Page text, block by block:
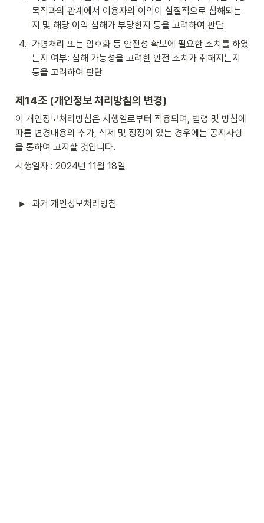
목적과의 관계에서 이용자의 이익이 실질적으로 침해되는
지 및 해당 이익 침해가 부당한지 등을 고려하여 판단
4. 가명처리 또는 암호화 등 안전성 확보에 필요한 조치를 하였
는지 여부: 침해 가능성을 고려한 안전 조치가 취해지는지
등을 고려하여 판단
제14조 (개인정보 처리방침의 변경)
이 개인정보처리방침은 시행일로부터 적용되며, 법령 및 방침에
따른 변경내용의 추가, 삭제 및 정정이 있는 경우에는 공지사항
을 통하여 고지할 것입니다.
시행일자 : 2024년 11월 18일
과거 개인정보처리방침